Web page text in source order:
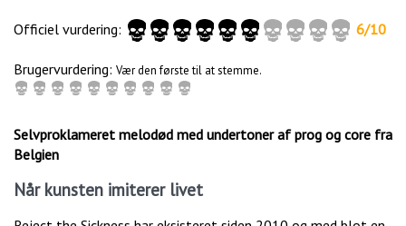
Officiel vurdering:
6/10
Brugervurdering: Vær den første til at stemme.
Selvproklameret melodød med undertoner af prog og core fra
Belgien
Når kunsten imiterer livet